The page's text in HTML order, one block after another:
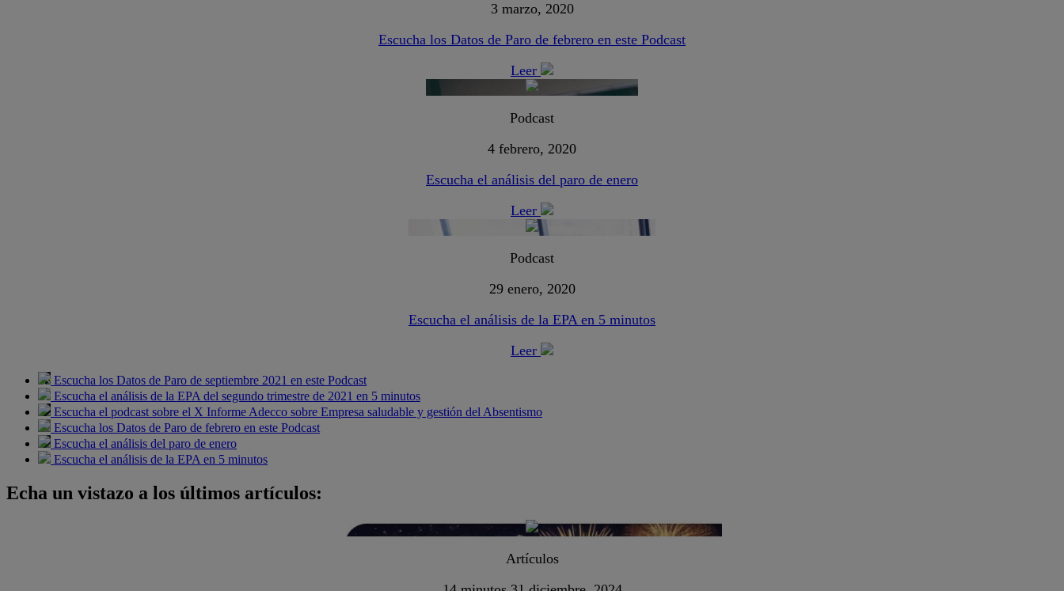
3 marzo, 2020
Escucha los Datos de Paro de febrero en este Podcast
Leer
Podcast
4 febrero, 2020
Escucha el análisis del paro de enero
Leer
Podcast
29 enero, 2020
Escucha el análisis de la EPA en 5 minutos
Leer
Escucha los Datos de Paro de septiembre 2021 en este Podcast
Escucha el análisis de la EPA del segundo trimestre de 2021 en 5 minutos
Escucha el podcast sobre el X Informe Adecco sobre Empresa saludable y gestión del Absentismo
Escucha los Datos de Paro de febrero en este Podcast
Escucha el análisis del paro de enero
Escucha el análisis de la EPA en 5 minutos
Echa un vistazo a los últimos artículos:
Artículos